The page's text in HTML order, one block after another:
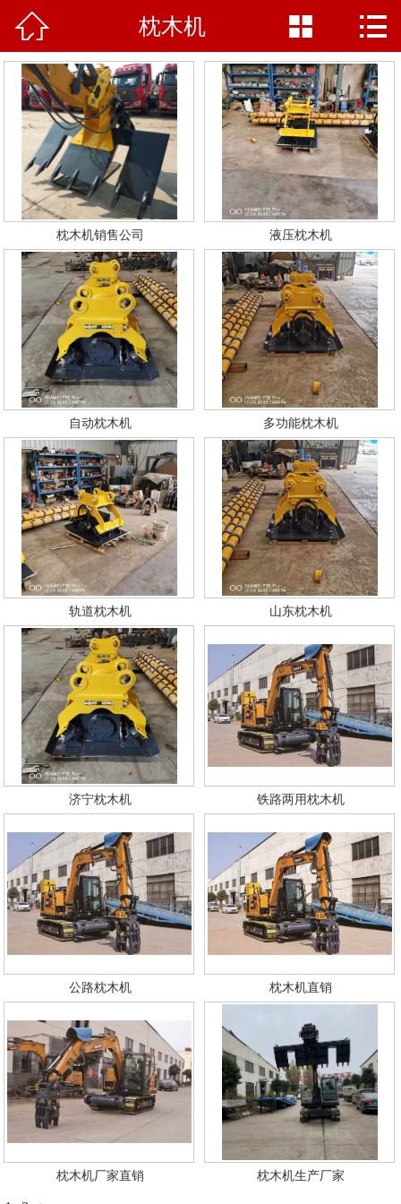
网站首页
走进山科
产品中心
新闻资讯
客户案例
产品支持
联系我们
 枕木机  
枕木机销售公司 液压枕木机
自动枕木机 多功能枕木机
轨道枕木机 山东枕木机
济宁枕木机 铁路两用枕木机
公路枕木机 枕木机直销
枕木机厂家直销 枕木机生产厂家